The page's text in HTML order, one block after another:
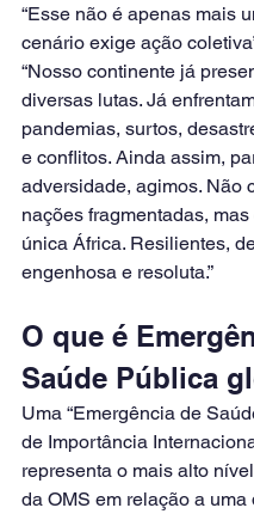
“Esse não é apenas mais
cenário exige ação
“Nosso continente já
diversas lutas. Já
pandemias, surtos,
e conflitos. Ainda assim,
adversidade, agimos. Não
nações fragmentadas,
única África. Resilientes,
engenhosa e resoluta.”
O que é
Saúde Pública
Uma “Emergência de
de Importância
representa o mais alto
da OMS em relação a uma